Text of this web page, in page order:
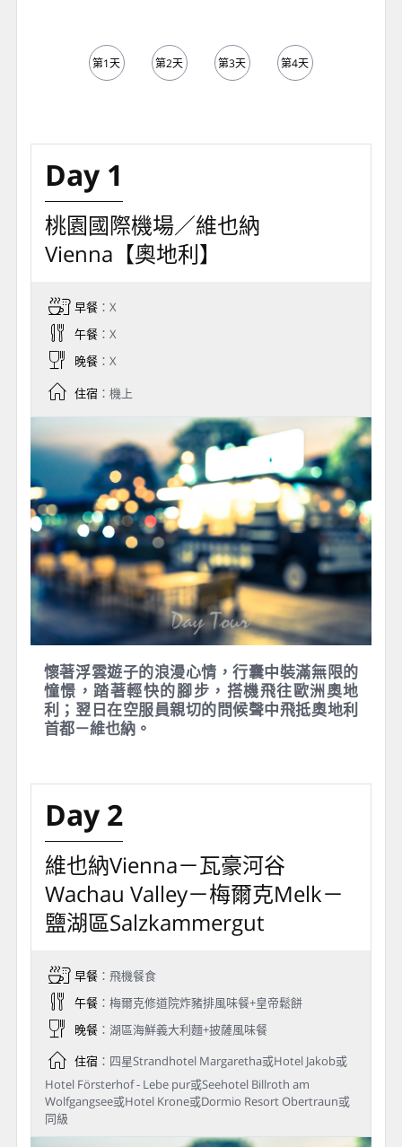
第1天 第2天 第3天 第4天
Day 1
桃園國際機場／維也納
Vienna【奧地利】
早餐：X
午餐：X
晚餐：X
住宿：機上
懷著浮雲遊子的浪漫心情，行囊中裝滿無限的
憧憬，踏著輕快的腳步，搭機飛往歐洲奧地
利；翌日在空服員親切的問候聲中飛抵奧地利
首都－維也納。
Day 2
維也納Vienna－瓦豪河谷
Wachau Valley－梅爾克Melk－
鹽湖區Salzkammergut
早餐：飛機餐食
午餐：梅爾克修道院炸豬排風味餐+皇帝鬆餅
晚餐：湖區海鮮義大利麵+披薩風味餐
住宿：四星Strandhotel Margaretha或Hotel Jakob或
Hotel Försterhof - Lebe pur或Seehotel Billroth am
Wolfgangsee或Hotel Krone或Dormio Resort Obertraun或
同級